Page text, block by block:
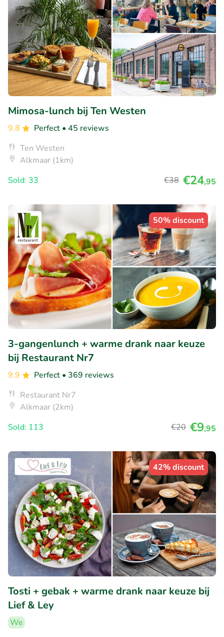
Mimosa-lunch bij Ten Westen
9.8 Perfect • 45 reviews
Ten Westen
Alkmaar (1km)
Sold: 33
€38 €24,95
50% discount
3-gangenlunch + warme drank naar keuze
bij Restaurant Nr7
9.9 Perfect • 369 reviews
Restaurant Nr7
Alkmaar (2km)
Sold: 113
€20 €9,95
42% discount
Tosti + gebak + warme drank naar keuze bij
Lief & Ley
We